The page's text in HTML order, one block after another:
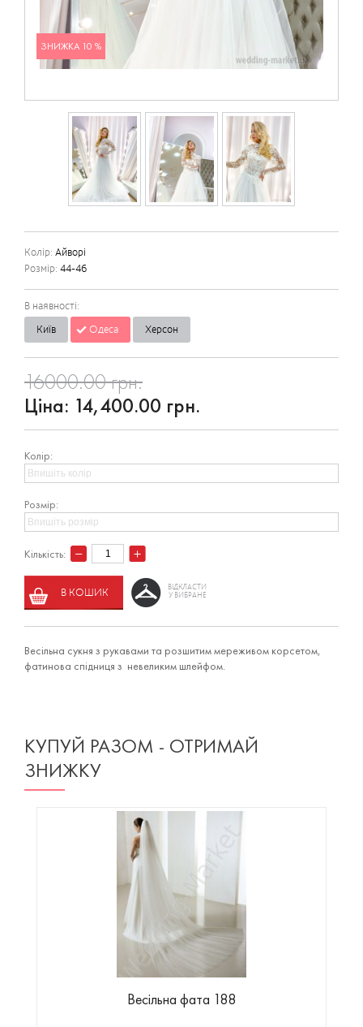
ЗНИЖКА 10 %
Колір: Айворі
Розмір: 44-46
В наявності:
Київ
Одеса Херсон
16000.00 грн.
Ціна: 14,400.00 грн.
Колір:
Розмір:
Кількість:
В КОШИК ВІДКЛАСТИ
У ВИБРАНЕ
Весільна сукня з рукавами та розшитим мереживом корсетом,
фатинова спідниця з невеликим шлейфом.
КУПУЙ РАЗОМ - ОТРИМАЙ
ЗНИЖКУ
Весільна фата 188